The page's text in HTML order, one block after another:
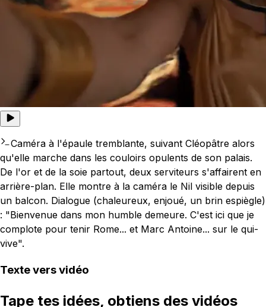
Caméra à l'épaule tremblante, suivant Cléopâtre alors
qu'elle marche dans les couloirs opulents de son palais.
De l'or et de la soie partout, deux serviteurs s'affairent en
arrière-plan. Elle montre à la caméra le Nil visible depuis
un balcon. Dialogue (chaleureux, enjoué, un brin espiègle)
: "Bienvenue dans mon humble demeure. C'est ici que je
complote pour tenir Rome... et Marc Antoine... sur le qui-
vive".
Texte vers vidéo
Tape tes idées, obtiens des vidéos